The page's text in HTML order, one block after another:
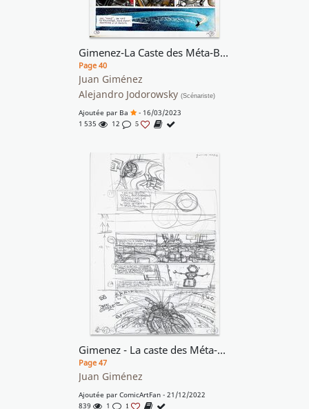
Gimenez-La Caste des Méta-Barons-Tome 8, planche 38
Page 40
Juan Giménez
Alejandro Jodorowsky (Scénariste)
Ajoutée par Ba
- 16/03/2023
1 535
12 5
Gimenez - La caste des Méta-Barons
Page 47
Juan Giménez
Ajoutée par ComicArtFan - 21/12/2022
839
1 1